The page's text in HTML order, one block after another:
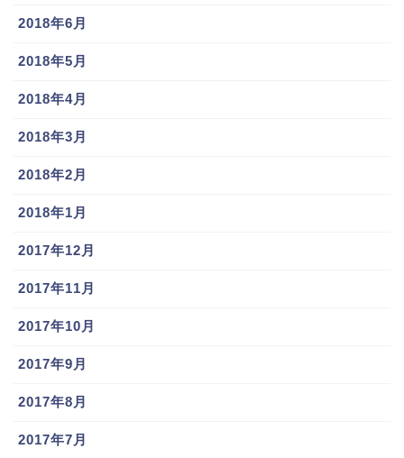
2018年6月
2018年5月
2018年4月
2018年3月
2018年2月
2018年1月
2017年12月
2017年11月
2017年10月
2017年9月
2017年8月
2017年7月